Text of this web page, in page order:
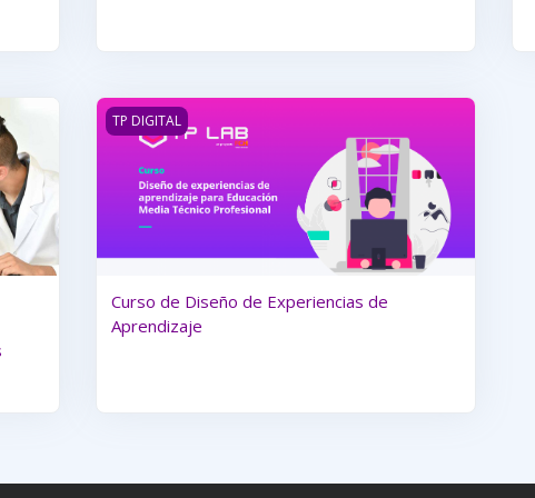
Aprendizaje basado en competencias a partir de
Curso de Diseño de Experiencias de Aprendizaje
TP DIGITAL
Curso de Diseño de Experiencias de
Aprendizaje